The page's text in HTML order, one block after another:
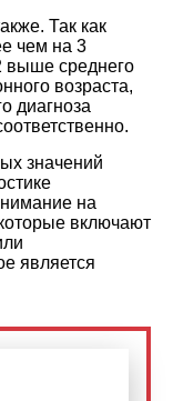
Так как
чем на 3
выше среднего
возраста,
диагноза
значений
на
включают
является